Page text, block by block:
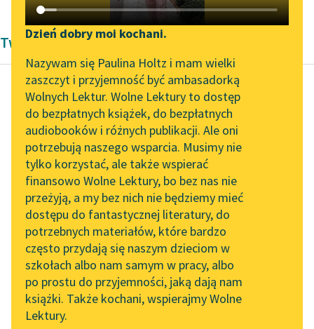
Katalog DAISY
Podkasty o książkach
Zgłoś brak utworu
Aktualności
Zapraszamy na spotkanie
online z tłumaczkami
literatury skandynawskiej
Spotkanie z Katarzyną
Tunkiel w Oslo
Wolne Lektury na 32.
Pol’and’Rock Festivalu
„Kochanek Lady
Chatterley” do słuchania
na Wolnych Lekturach
Nowy audiobook –
„Marzenie o Oriencie”
Narzędzia
Mapa Wolnych Lektur
Leśmianator
Przewodnik dla piszących i
czytających
API
OAI-PMH
Widget Wolnych Lektur
Przypisy
Dzień dobry moi kochani.
Nazywam się Paulina Holtz i mam wielki
zaszczyt i przyjemność być ambasadorką
Wolnych Lektur. Wolne Lektury to dostęp
do bezpłatnych książek, do bezpłatnych
audiobooków i różnych publikacji. Ale oni
potrzebują naszego wsparcia. Musimy nie
tylko korzystać, ale także wspierać
finansowo Wolne Lektury, bo bez nas nie
przeżyją, a my bez nich nie będziemy mieć
dostępu do fantastycznej literatury, do
potrzebnych materiałów, które bardzo
często przydają się naszym dzieciom w
szkołach albo nam samym w pracy, albo
po prostu do przyjemności, jaką dają nam
książki. Także kochani, wspierajmy Wolne
Lektury.
Twórczość Antoniny Domańskiej
Antonina Domańska
Historia żółtej
ciżemki
Spojrzeli na siebie.
Oczy dziecka wołały:
„Poznaję cię!” Tamte
drugie zmrużyły się
nagle, jak oczy...
Czytaj więcej